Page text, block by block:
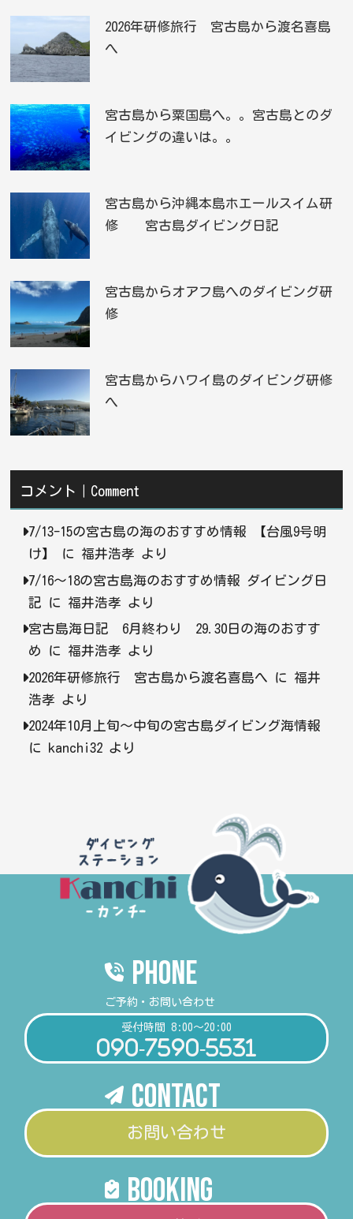
2026年研修旅行 宮古島から渡名喜島
へ
宮古島から粟国島へ。。宮古島とのダ
イビングの違いは。。
宮古島から沖縄本島ホエールスイム研
修 宮古島ダイビング日記
宮古島からオアフ島へのダイビング研
修
宮古島からハワイ島のダイビング研修
へ
コメント｜Comment
7/13-15の宮古島の海のおすすめ情報 【台風9号明
け】
に 福井浩孝 より
7/16〜18の宮古島海のおすすめ情報 ダイビング日
記 に 福井浩孝 より
宮古島海日記 6月終わり 29.30日の海のおすす
め
に 福井浩孝 より
2026年研修旅行 宮古島から渡名喜島へ に 福井
浩孝 より
2024年10月上旬〜中旬の宮古島ダイビング海情報
に kanchi32 より
PHONE
ご予約・お問い合わせ
受付時間 8:00～20:00
090-7590-5531
Contact
お問い合わせ
booking